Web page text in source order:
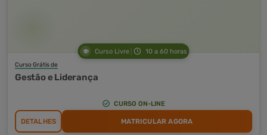
Curso Livre 10 a 60 horas
Curso Grátis de
Gestão e Liderança
CURSO ON-LINE
DETALHES MATRICULAR AGORA